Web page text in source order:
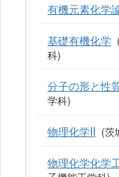
有機元素化学
基礎有機化学
科)
分子の形と性
学科)
物理化学II (茨
物理化学化学